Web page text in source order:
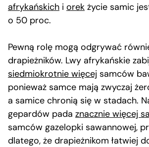
afrykańskich i orek życie samic
o 50 proc.
Pewną rolę mogą odgrywać
drapieżników. Lwy afrykańskie
siedmiokrotnie więcej samców
ponieważ samce mają zwyczaj
a samice chronią się w stadach.
gepardów pada znacznie więcej
samców gazelopki sawannowej,
dlatego, że drapieżnikom łatwiej